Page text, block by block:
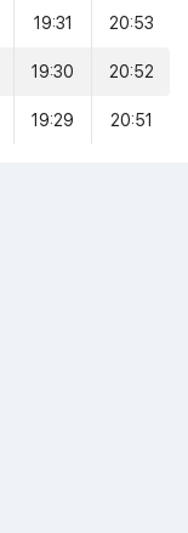
19:31 20:53
19:30 20:52
19:29 20:51